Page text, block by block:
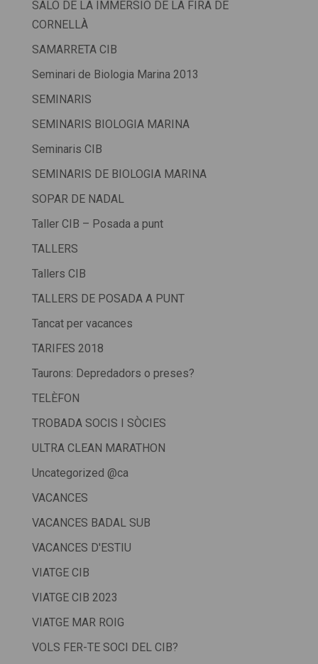
SALÓ DE LA IMMERSIÓ DE LA FIRA DE
CORNELLÀ
SAMARRETA CIB
Seminari de Biologia Marina 2013
SEMINARIS
SEMINARIS BIOLOGIA MARINA
Seminaris CIB
SEMINARIS DE BIOLOGIA MARINA
SOPAR DE NADAL
Taller CIB – Posada a punt
TALLERS
Tallers CIB
TALLERS DE POSADA A PUNT
Tancat per vacances
TARIFES 2018
Taurons: Depredadors o preses?
TELÈFON
TROBADA SOCIS I SÒCIES
ULTRA CLEAN MARATHON
Uncategorized @ca
VACANCES
VACANCES BADAL SUB
VACANCES D'ESTIU
VIATGE CIB
VIATGE CIB 2023
VIATGE MAR ROIG
VOLS FER-TE SOCI DEL CIB?